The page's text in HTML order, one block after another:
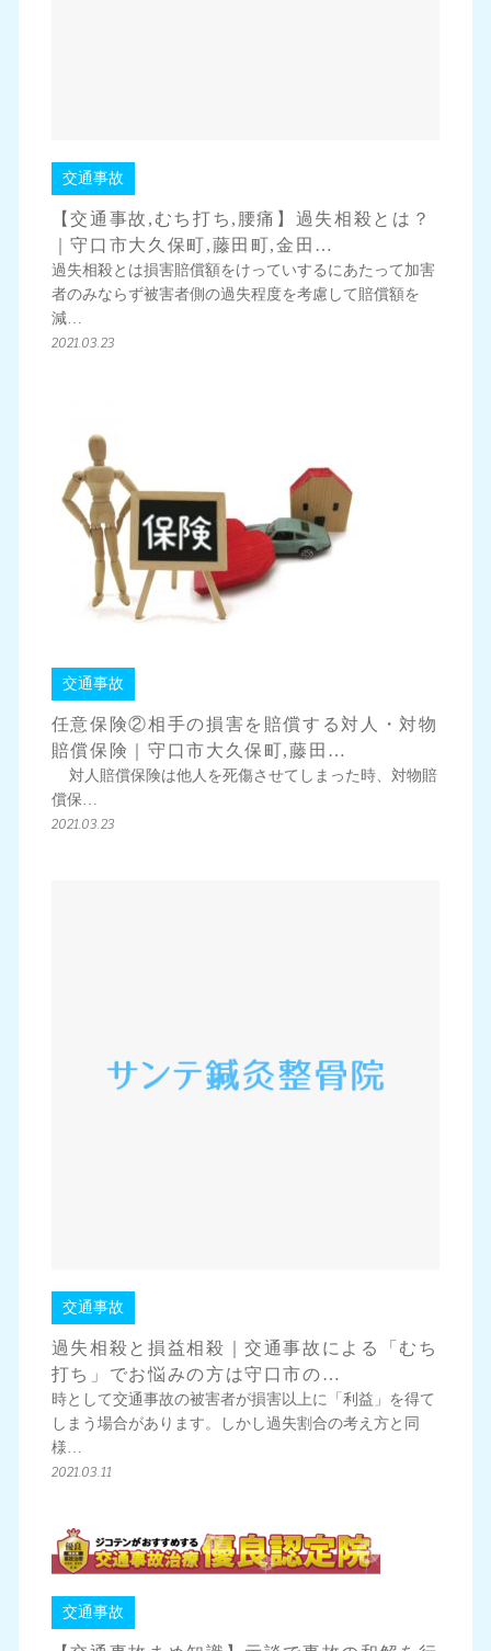
交通事故
【交通事故,むち打ち,腰痛】過失相殺とは？
｜守口市大久保町,藤田町,金田…
過失相殺とは損害賠償額をけっていするにあたって加害
者のみならず被害者側の過失程度を考慮して賠償額を
減…
2021.03.23
交通事故
任意保険②相手の損害を賠償する対人・対物
賠償保険｜守口市大久保町,藤田…
対人賠償保険は他人を死傷させてしまった時、対物賠
償保…
2021.03.23
交通事故
過失相殺と損益相殺｜交通事故による「むち
打ち」でお悩みの方は守口市の…
時として交通事故の被害者が損害以上に「利益」を得て
しまう場合があります。しかし過失割合の考え方と同
様…
2021.03.11
交通事故